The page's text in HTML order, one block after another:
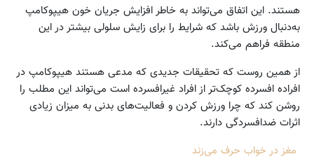
هستند. این اتفاق می‌تواند به خاطر افزایش جریان خون هیپوکامپ
به‌دنبال ورزش باشد که شرایط را برای زایش سلولی بیشتر در این
منطقه فراهم می‌کند.
از همین روست که تحقیقات جدیدی که مدعی هستند هیپوکامپ در
افراده افسرده کوچک‌تر از افراد غیرافسرده است می‌تواند این مطلب را
روشن کند که چرا ورزش کردن و فعالیت‌های بدنی به میزان زیادی
اثرات ضد‌افسردگی دارند.
مغز در خواب حرف می‌زند